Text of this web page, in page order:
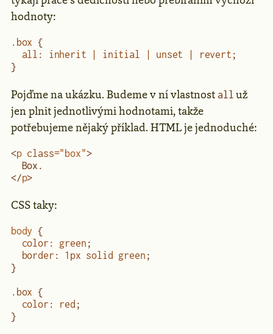
hodnoty:
.box {
  all
: inherit | initial | unset | revert ;
}
Pojďme na ukázku. Budeme v ní vlastnost all už
jen plnit jednotlivými hodnotami, takže
potřebujeme nějaký příklad. HTML je jednoduché:
<p class="box">
  Box.
</p>
CSS taky:
body {
  color
: green ;
  border
: 1 px solid green ;
}
.box {
  color
: red ;
}